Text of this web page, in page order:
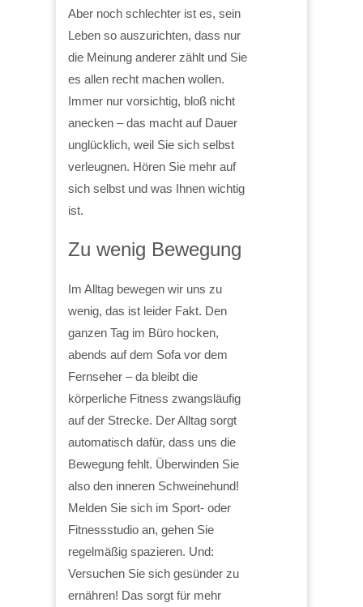
Aber noch schlechter ist es, sein
Leben so auszurichten, dass nur
die Meinung anderer zählt und Sie
es allen recht machen wollen.
Immer nur vorsichtig, bloß nicht
anecken – das macht auf Dauer
unglücklich, weil Sie sich selbst
verleugnen. Hören Sie mehr auf
sich selbst und was Ihnen wichtig
ist.
Zu wenig Bewegung
Im Alltag bewegen wir uns zu
wenig, das ist leider Fakt. Den
ganzen Tag im Büro hocken,
abends auf dem Sofa vor dem
Fernseher – da bleibt die
körperliche Fitness zwangsläufig
auf der Strecke. Der Alltag sorgt
automatisch dafür, dass uns die
Bewegung fehlt. Überwinden Sie
also den inneren Schweinehund!
Melden Sie sich im Sport- oder
Fitnessstudio an, gehen Sie
regelmäßig spazieren. Und:
Versuchen Sie sich gesünder zu
ernähren! Das sorgt für mehr